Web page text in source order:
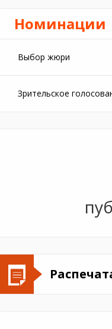
Номинации
Выбор жюри
Зрительское